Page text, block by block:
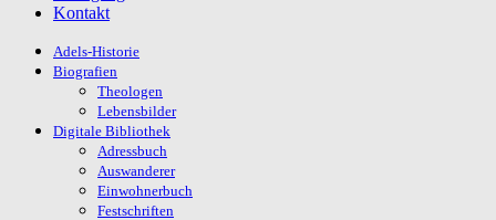
Kontakt
Adels-Historie
Biografien
Theologen
Lebensbilder
Digitale Bibliothek
Adressbuch
Auswanderer
Einwohnerbuch
Festschriften